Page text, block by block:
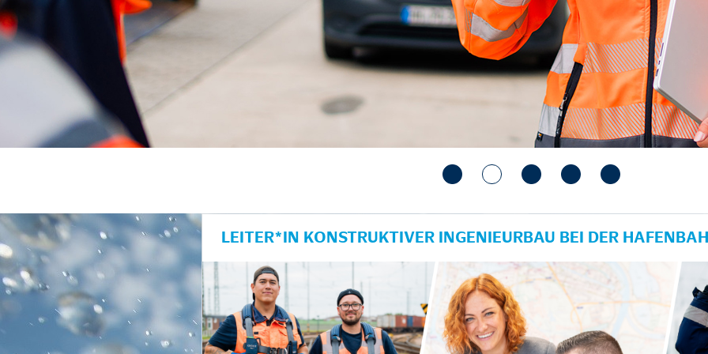
anzeigen/schließen
LEITER*IN KONSTRUKTIVER INGENIEURBAU BEI DER